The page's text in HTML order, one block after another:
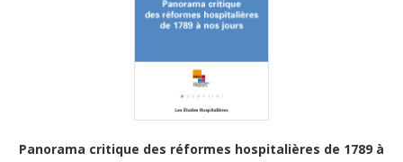
Panorama critique des réformes hospitalières de 1789 à